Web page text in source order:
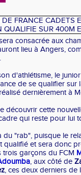
consacrée aux
lieu à Angers,
d'athlétisme, le
de se qualifier sur
dernièrement à
découvrir cette
qui reste pour lui
du "rab", puisque le
qualifié et sera donc
trois garçons du FCM
, aux côté de
, ces deux derniers de